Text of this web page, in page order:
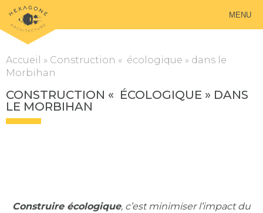
MENU
Accueil » Construction « écologique » dans le
Morbihan
CONSTRUCTION « ÉCOLOGIQUE » DANS
LE MORBIHAN
Construire écologique, c’est minimiser l’impact du